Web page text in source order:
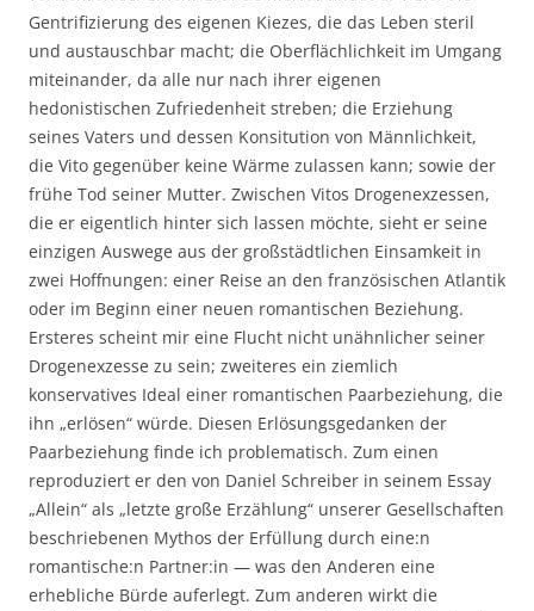
Gentrifizierung des eigenen Kiezes, die das Leben steril
und austauschbar macht; die Oberflächlichkeit im Umgang
miteinander, da alle nur nach ihrer eigenen
hedonistischen Zufriedenheit streben; die Erziehung
seines Vaters und dessen Konsitution von Männlichkeit,
die Vito gegenüber keine Wärme zulassen kann; sowie der
frühe Tod seiner Mutter. Zwischen Vitos Drogenexzessen,
die er eigentlich hinter sich lassen möchte, sieht er seine
einzigen Auswege aus der großstädtlichen Einsamkeit in
zwei Hoffnungen: einer Reise an den französischen Atlantik
oder im Beginn einer neuen romantischen Beziehung.
Ersteres scheint mir eine Flucht nicht unähnlicher seiner
Drogenexzesse zu sein; zweiteres ein ziemlich
konservatives Ideal einer romantischen Paarbeziehung, die
ihn „erlösen“ würde. Diesen Erlösungsgedanken der
Paarbeziehung finde ich problematisch. Zum einen
reproduziert er den von Daniel Schreiber in seinem Essay
„Allein“ als „letzte große Erzählung“ unserer Gesellschaften
beschriebenen Mythos der Erfüllung durch eine:n
romantische:n Partner:in — was den Anderen eine
erhebliche Bürde auferlegt. Zum anderen wirkt die